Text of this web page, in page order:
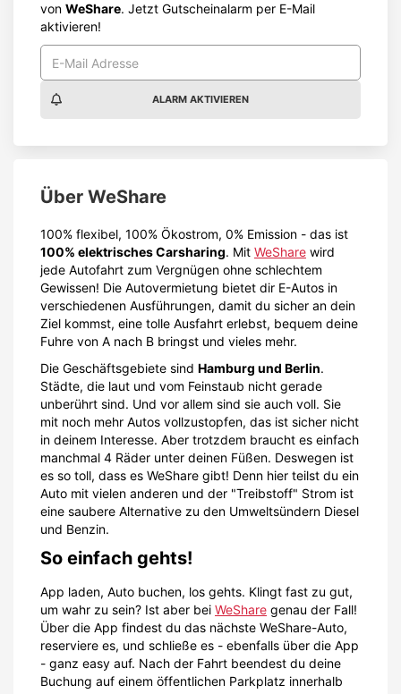
von WeShare. Jetzt Gutscheinalarm per E-Mail
aktivieren!
ALARM AKTIVIEREN
Über WeShare
100% flexibel, 100% Ökostrom, 0% Emission - das ist
100% elektrisches Carsharing. Mit WeShare wird
jede Autofahrt zum Vergnügen ohne schlechtem
Gewissen! Die Autovermietung bietet dir E-Autos in
verschiedenen Ausführungen, damit du sicher an dein
Ziel kommst, eine tolle Ausfahrt erlebst, bequem deine
Fuhre von A nach B bringst und vieles mehr.
Die Geschäftsgebiete sind Hamburg und Berlin.
Städte, die laut und vom Feinstaub nicht gerade
unberührt sind. Und vor allem sind sie auch voll. Sie
mit noch mehr Autos vollzustopfen, das ist sicher nicht
in deinem Interesse. Aber trotzdem braucht es einfach
manchmal 4 Räder unter deinen Füßen. Deswegen ist
es so toll, dass es WeShare gibt! Denn hier teilst du ein
Auto mit vielen anderen und der "Treibstoff" Strom ist
eine saubere Alternative zu den Umweltsündern Diesel
und Benzin.
So einfach gehts!
App laden, Auto buchen, los gehts. Klingt fast zu gut,
um wahr zu sein? Ist aber bei WeShare genau der Fall!
Über die App findest du das nächste WeShare-Auto,
reserviere es, und schließe es - ebenfalls über die App
- ganz easy auf. Nach der Fahrt beendest du deine
Buchung auf einem öffentlichen Parkplatz innerhalb